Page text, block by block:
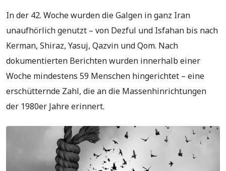
In der 42. Woche wurden die Galgen in ganz Iran
unaufhörlich genutzt – von Dezful und Isfahan bis nach
Kerman, Shiraz, Yasuj, Qazvin und Qom. Nach
dokumentierten Berichten wurden innerhalb einer
Woche mindestens 59 Menschen hingerichtet – eine
erschütternde Zahl, die an die Massenhinrichtungen
der 1980er Jahre erinnert.